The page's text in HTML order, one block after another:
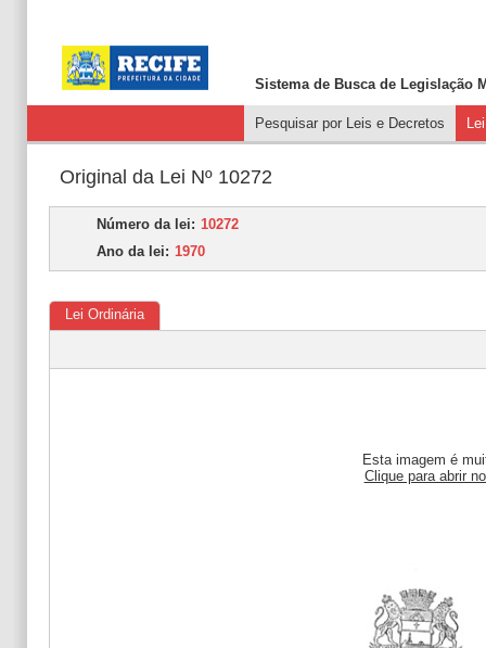
Sistema de Busca de Legislação
Pesquisar por Leis e Decretos
Original da Lei Nº 10272
Número da lei: 10272
Ano da lei: 1970
Lei Ordinária
Esta imagem é
Clique para abrir